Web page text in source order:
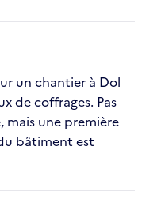
un chantier à Dol
de coffrages. Pas
une première
bâtiment est